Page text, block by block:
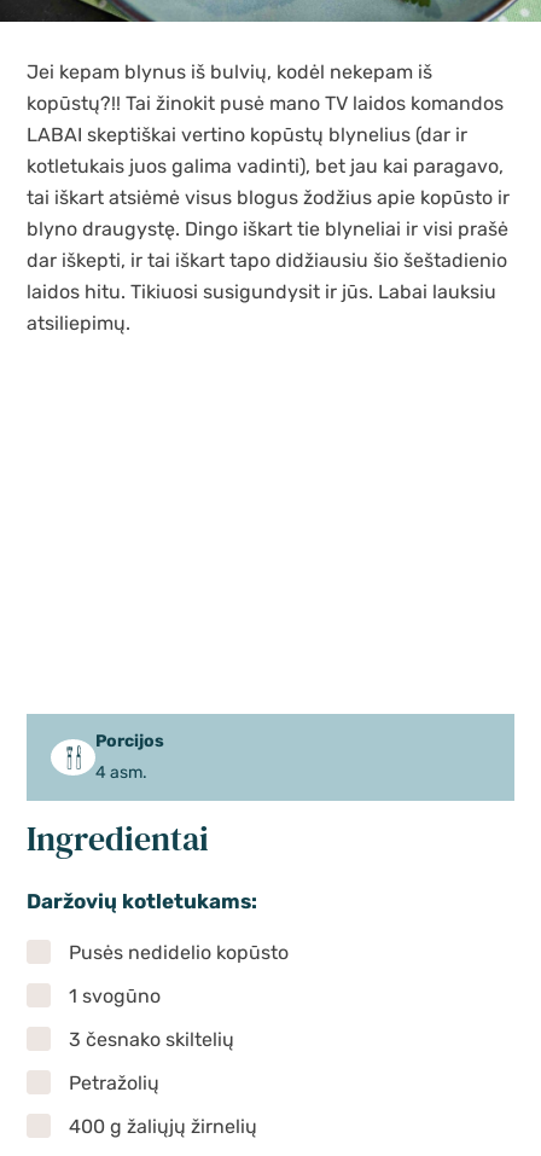
Jei kepam blynus iš bulvių, kodėl nekepam iš
kopūstų?!! Tai žinokit pusė mano TV laidos komandos
LABAI skeptiškai vertino kopūstų blynelius (dar ir
kotletukais juos galima vadinti), bet jau kai paragavo,
tai iškart atsiėmė visus blogus žodžius apie kopūsto ir
blyno draugystę. Dingo iškart tie blyneliai ir visi prašė
dar iškepti, ir tai iškart tapo didžiausiu šio šeštadienio
laidos hitu. Tikiuosi susigundysit ir jūs. Labai lauksiu
atsiliepimų.
Porcijos
4 asm.
Ingredientai
Daržovių kotletukams:
Pusės nedidelio kopūsto
1 svogūno
3 česnako skiltelių
Petražolių
400 g žaliųjų žirnelių